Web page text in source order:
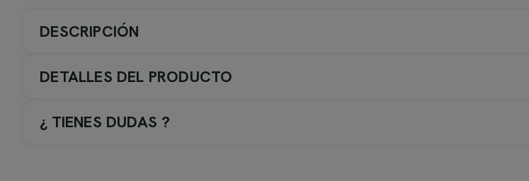
DESCRIPCIÓN
DETALLES DEL PRODUCTO
¿ TIENES DUDAS ?